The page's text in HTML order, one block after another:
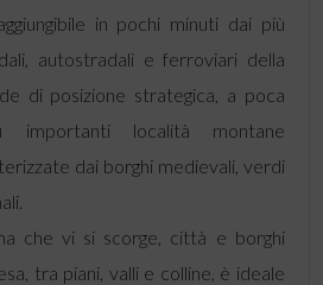
in pochi minuti dai più
autostradali e ferroviari della
di posizione strategica, a poca
importanti località montane
dai borghi medievali, verdi
che vi si scorge, città e borghi
tra piani, valli e colline, è ideale